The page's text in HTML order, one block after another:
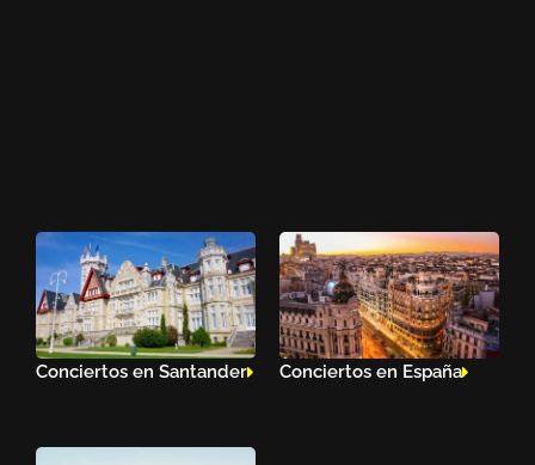
Conciertos en Santander Conciertos en España